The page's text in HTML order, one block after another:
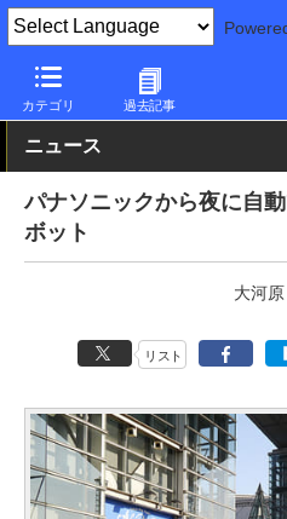
カテゴリ 過去記事
PC Watch 市場 技術
ニュース
パナソニックから夜に自
ボット
大河
リスト